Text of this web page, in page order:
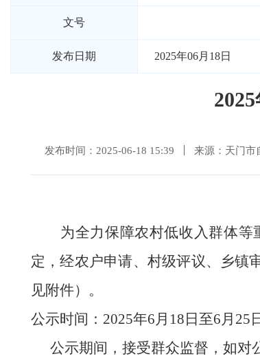
文号
发布日期 2025年06月18日
发布时间：2025-06-18 15:39 来源：天门市
为全力保障农村低收入群体
定 ，经农户申请、村级评议、乡镇
见附件） 。
公示时间 ： 2025年6月 18 日至6月 25
公示期间，接受群众监督，如对